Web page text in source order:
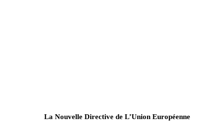
La Nouvelle Directive de L’Union Européenne